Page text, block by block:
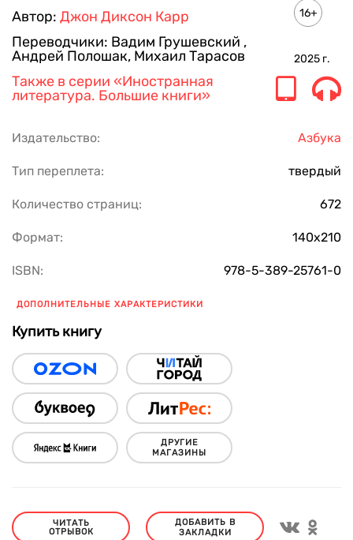
Автор: Джон Диксон Карр
Переводчики: Вадим Грушевский ,
Андрей Полошак, Михаил Тарасов
16+
2025 г.
Также в серии «Иностранная
литература. Большие книги»
Издательство: Азбука
Тип переплета: твердый
Количество страниц: 672
Формат: 140х210
ISBN: 978-5-389-25761-0
ДОПОЛНИТЕЛЬНЫЕ ХАРАКТЕРИСТИКИ
Купить книгу
ДРУГИЕ
МАГАЗИНЫ
ЧИТАТЬ
ОТРЫВОК
ДОБАВИТЬ В
ЗАКЛАДКИ